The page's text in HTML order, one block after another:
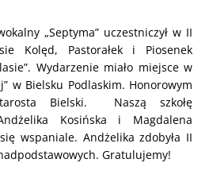
„Septyma” uczestniczył w II
Kolęd, Pastorałek i Piosenek
Wydarzenie miało miejsce w
w Bielsku Podlaskim. Honorowym
Bielski. Naszą szkołę
Kosińska i Magdalena
wspaniale. Andżelika zdobyła II
Gratulujemy!